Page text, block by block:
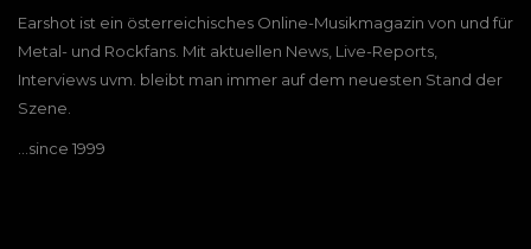
Earshot ist ein österreichisches Online-Musikmagazin von und für
Metal- und Rockfans. Mit aktuellen News, Live-Reports,
Interviews uvm. bleibt man immer auf dem neuesten Stand der
Szene.
…since 1999